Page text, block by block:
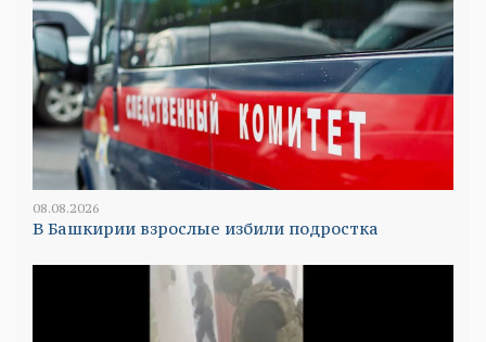
08.08.2026
В Башкирии взрослые избили подростка